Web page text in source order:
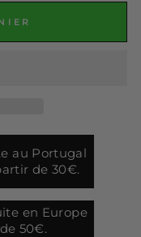
au Portugal
de 30€.
en Europe
50€.